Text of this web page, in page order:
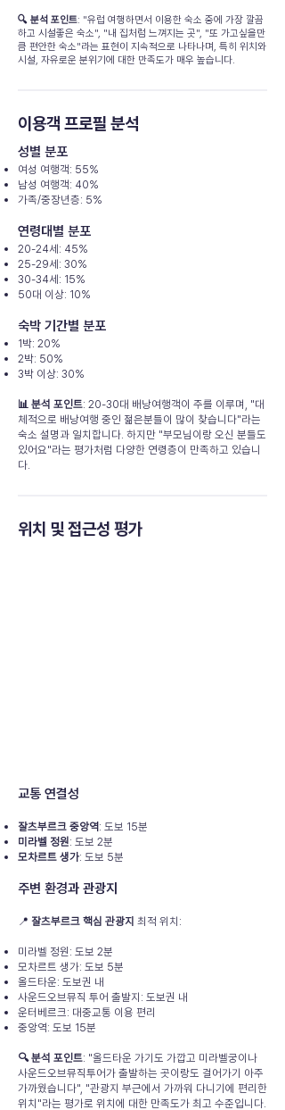
🔍 분석 포인트: "유럽 여행하면서 이용한 숙소 중에 가장 깔끔
하고 시설좋은 숙소", "내 집처럼 느껴지는 곳", "또 가고싶을만
큼 편안한 숙소"라는 표현이 지속적으로 나타나며, 특히 위치와
시설, 자유로운 분위기에 대한 만족도가 매우 높습니다.
이용객 프로필 분석
성별 분포
여성 여행객: 55%
남성 여행객: 40%
가족/중장년층: 5%
연령대별 분포
20-24세: 45%
25-29세: 30%
30-34세: 15%
50대 이상: 10%
숙박 기간별 분포
1박: 20%
2박: 50%
3박 이상: 30%
📊 분석 포인트: 20-30대 배낭여행객이 주를 이루며, "대
체적으로 배낭여행 중인 젊은분들이 많이 찾습니다"라는
숙소 설명과 일치합니다. 하지만 "부모님이랑 오신 분들도
있어요"라는 평가처럼 다양한 연령층이 만족하고 있습니
다.
위치 및 접근성 평가
교통 연결성
잘츠부르크 중앙역 : 도보 15분
미라벨 정원: 도보 2분
모차르트 생가: 도보 5분
주변 환경과 관광지
📍 잘츠부르크 핵심 관광지 최적 위치:
미라벨 정원: 도보 2분
모차르트 생가: 도보 5분
올드타운: 도보권 내
사운드오브뮤직 투어 출발지: 도보권 내
운터베르크: 대중교통 이용 편리
중앙역: 도보 15분
🔍 분석 포인트: "올드타운 가기도 가깝고 미라벨궁이나
사운드오브뮤직투어가 출발하는 곳이랑도 걸어가기 아주
가까웠습니다", "관광지 부근에서 가까워 다니기에 편리한
위치"라는 평가로 위치에 대한 만족도가 최고 수준입니다.